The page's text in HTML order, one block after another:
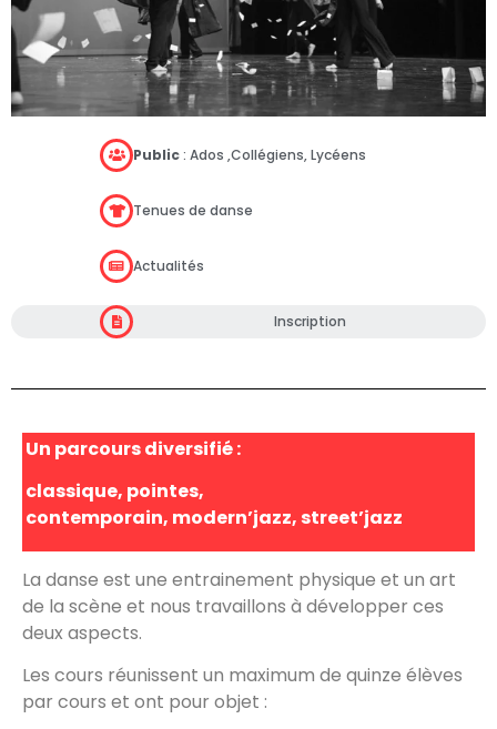
Public: Ados ,Collégiens, Lycéens
Tenues de danse
Actualités
Inscription
Un parcours diversifié :
classique, pointes,
contemporain, modern’jazz, street’jazz
La danse est une entrainement physique et un art
de la scène et nous travaillons à développer ces
deux aspects.
Les cours réunissent un maximum de quinze élèves
par cours et ont pour objet :